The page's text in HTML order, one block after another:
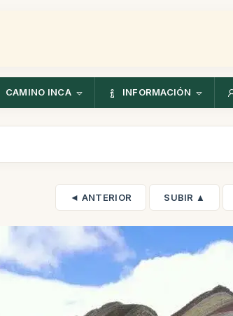
CAMINO INCA INFORMACIÓN
◄ ANTERIOR SUBIR ▲